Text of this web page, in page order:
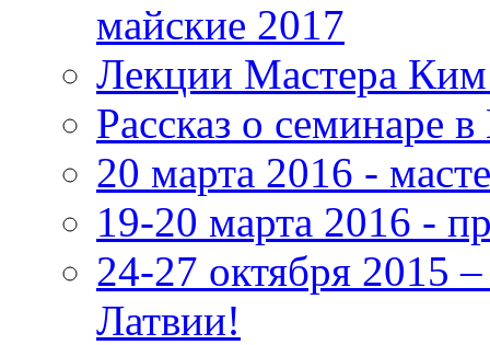
майские 2017
Лекции Мастера
Рассказ о семинаре
20 марта 2016 -
19-20 марта 2016 -
24-27 октября 2015
Латвии!